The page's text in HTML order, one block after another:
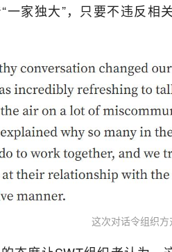
一家独大”，只要不违反相
这次对话令组织